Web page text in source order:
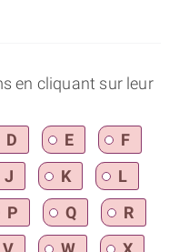
en cliquant sur leur
D E
F
J K
L
P Q
R